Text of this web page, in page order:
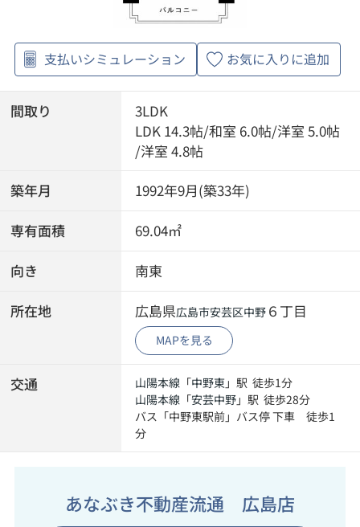
支払いシミュレーション お気に入りに追加
間取り
3LDK
LDK 14.3帖/和室 6.0帖/洋室 5.0帖
/洋室 4.8帖
築年月 1992年9月(築33年)
専有面積 69.04㎡
向き 南東
所在地 広島県広島市安芸区中野 ６丁目
MAPを見る
交通 山陽本線 「中野東 」駅 徒歩1分
山陽本線 「安芸中野」駅 徒歩28分
バス「中野東駅前」バス停 下車 徒歩1
分
あなぶき不動産流通 広島店